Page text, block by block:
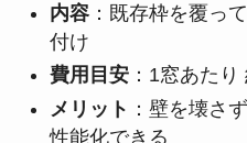
内容：既存枠を覆っ
付け
費用目安：1窓あたり
メリット ：壁を壊さ
性能化できる